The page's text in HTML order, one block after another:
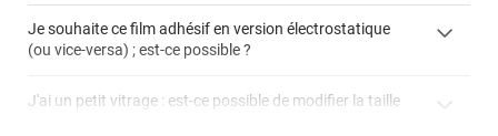
cet
article
personnaliser
Je souhaite ce film adhésif en version électrostatique
(ou vice-versa) ; est-ce possible ?
J'ai un petit vitrage : est-ce possible de modifier la taille